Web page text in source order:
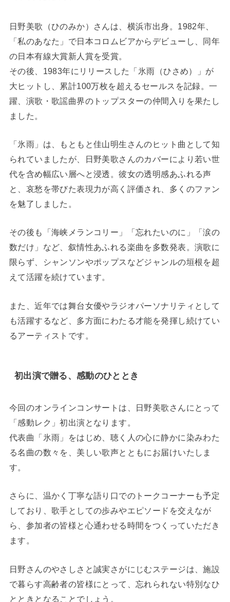
日野美歌（ひのみか）さんは、横浜市出身。1982年、
「私のあなた」で日本コロムビアからデビューし、同年
の日本有線大賞新人賞を受賞。
その後、1983年にリリースした「氷雨（ひさめ）」が
大ヒットし、累計100万枚を超えるセールスを記録。一
躍、演歌・歌謡曲界のトップスターの仲間入りを果たし
ました。
「氷雨」は、もともと佳山明生さんのヒット曲として知
られていましたが、日野美歌さんのカバーにより若い世
代を含め幅広い層へと浸透。彼女の透明感あふれる声
と、哀愁を帯びた表現力が高く評価され、多くのファン
を魅了しました。
その後も「海峡メランコリー」「忘れたいのに」「涙の
数だけ」など、叙情性あふれる楽曲を多数発表。演歌に
限らず、シャンソンやポップスなどジャンルの垣根を超
えて活躍を続けています。
また、近年では舞台女優やラジオパーソナリティとして
も活躍するなど、多方面にわたる才能を発揮し続けてい
るアーティストです。
初出演で贈る、感動のひととき
今回のオンラインコンサートは、日野美歌さんにとって
「感動レク」初出演となります。
代表曲「氷雨」をはじめ、聴く人の心に静かに染みわた
る名曲の数々を、美しい歌声とともにお届けいたしま
す。
さらに、温かく丁寧な語り口でのトークコーナーも予定
しており、歌手としての歩みやエピソードを交えなが
ら、参加者の皆様と心通わせる時間をつくっていただき
ます。
日野さんのやさしさと誠実さがにじむステージは、施設
で暮らす高齢者の皆様にとって、忘れられない特別なひ
とときとなることでしょう。